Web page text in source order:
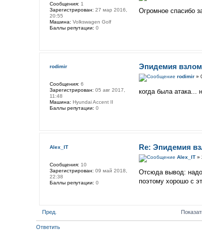
Огромное спасибо
Сообщения: 1
Зарегистрирован: 27 мар 2016,
20:55
Машина: Volkswagen Golf
Баллы репутации: 0
Эпидемия
rodimir»
когда была атака...
rodimir
Сообщения: 6
Зарегистрирован: 05 авг 2017,
11:48
Машина: Hyundai Accent II
Баллы репутации: 0
Re: Эпидемия
Alex_IT»
Отсюда вывод: надо
поэтому хорошо с
Alex_IT
Сообщения: 10
Зарегистрирован: 09 май 2018,
22:38
Баллы репутации: 0
Пред.
Ответить